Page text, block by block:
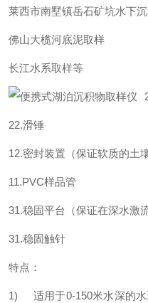
莱西市南墅镇岳石矿坑水下
佛山大榄河底泥取样
长江水系取样等
22.滑锤
12.密封装置（保证软质的土
11.PVC样品管
31.稳固平台（保证在深水激
31.稳固触针
特点：
1) 适用于0-150米水深的水